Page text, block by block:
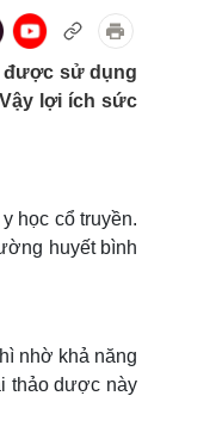
Doanh nghiệp
Doanh nghiệp 24h
Doanh nhân
Tư vấn
Săn Tour
được sử dụng
lợi ích sức
học cổ truyền.
huyết bình
nhờ khả năng
thảo dược này